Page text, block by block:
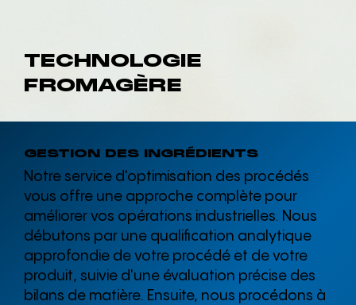
TECHNOLOGIE
FROMAGÈRE
GESTION DES INGRÉDIENTS
Notre service d'optimisation des procédés
vous offre une approche complète pour
améliorer vos opérations industrielles. Nous
débutons par une qualification analytique
approfondie de votre procédé et de votre
produit, suivie d'une évaluation précise des
bilans de matière. Ensuite, nous procédons à